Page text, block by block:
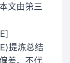
文由第三
提炼总结
差。不代